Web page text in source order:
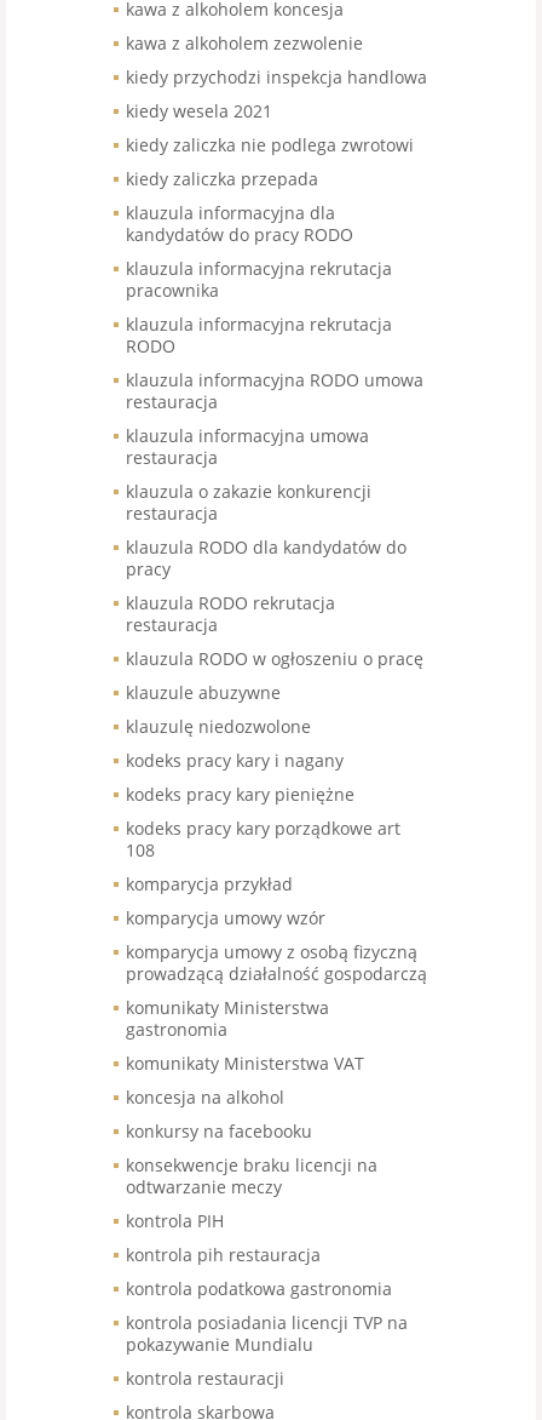
kawa z alkoholem koncesja
kawa z alkoholem zezwolenie
kiedy przychodzi inspekcja handlowa
kiedy wesela 2021
kiedy zaliczka nie podlega zwrotowi
kiedy zaliczka przepada
klauzula informacyjna dla
kandydatów do pracy RODO
klauzula informacyjna rekrutacja
pracownika
klauzula informacyjna rekrutacja
RODO
klauzula informacyjna RODO umowa
restauracja
klauzula informacyjna umowa
restauracja
klauzula o zakazie konkurencji
restauracja
klauzula RODO dla kandydatów do
pracy
klauzula RODO rekrutacja
restauracja
klauzula RODO w ogłoszeniu o pracę
klauzule abuzywne
klauzulę niedozwolone
kodeks pracy kary i nagany
kodeks pracy kary pieniężne
kodeks pracy kary porządkowe art
108
komparycja przykład
komparycja umowy wzór
komparycja umowy z osobą fizyczną
prowadzącą działalność gospodarczą
komunikaty Ministerstwa
gastronomia
komunikaty Ministerstwa VAT
koncesja na alkohol
konkursy na facebooku
konsekwencje braku licencji na
odtwarzanie meczy
kontrola PIH
kontrola pih restauracja
kontrola podatkowa gastronomia
kontrola posiadania licencji TVP na
pokazywanie Mundialu
kontrola restauracji
kontrola skarbowa